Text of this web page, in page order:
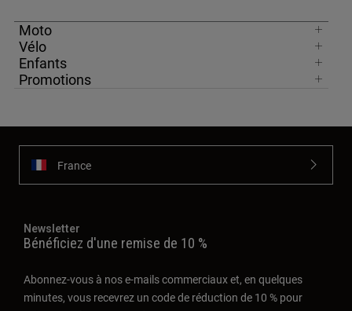
Moto
Vélo
Enfants
Promotions
France
Newsletter
Bénéficiez d'une remise de 10 %
Abonnez-vous à nos e-mails commerciaux et, en quelques
minutes, vous recevrez un code de réduction de 10 % pour